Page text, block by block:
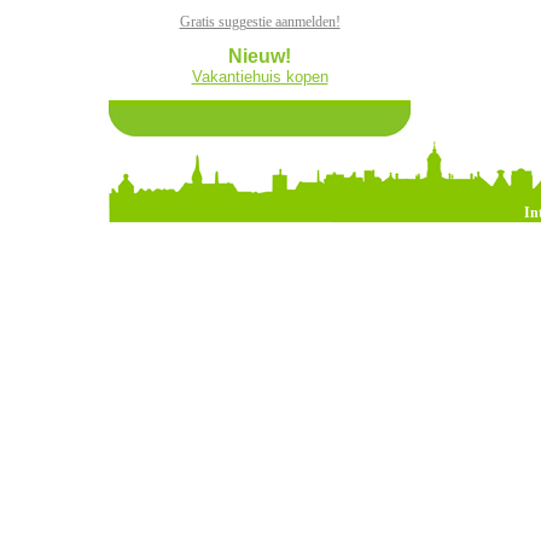
Gratis suggestie aanmelden!
Nieuw!
Vakantiehuis kopen